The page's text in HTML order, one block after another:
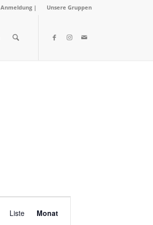
Anmeldung | Unsere Gruppen
Ansichten-
Liste Monat